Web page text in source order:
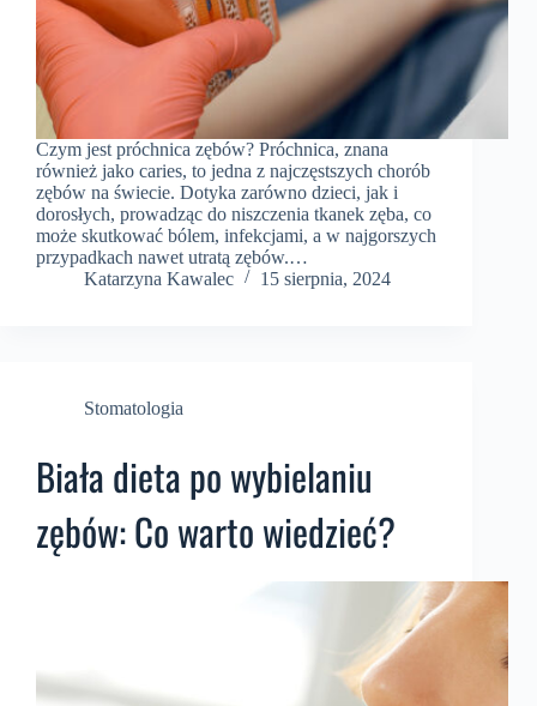
Czym jest próchnica zębów? Próchnica, znana
również jako caries, to jedna z najczęstszych chorób
zębów na świecie. Dotyka zarówno dzieci, jak i
dorosłych, prowadząc do niszczenia tkanek zęba, co
może skutkować bólem, infekcjami, a w najgorszych
przypadkach nawet utratą zębów.…
Katarzyna Kawalec
15 sierpnia, 2024
Stomatologia
Biała dieta po wybielaniu
zębów: Co warto wiedzieć?